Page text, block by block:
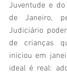
Juventude e
de Janeiro,
Judiciário
de crianças
iniciou em
ideal é real: